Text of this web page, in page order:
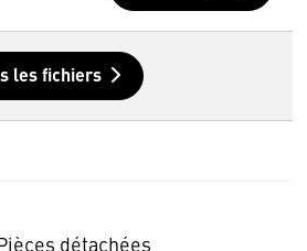
les fichiers
Pièces détachées